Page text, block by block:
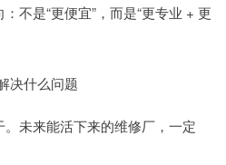
不是“更便宜”，而是“更专业 + 更
决什么问题
未来能活下来的维修厂，一定